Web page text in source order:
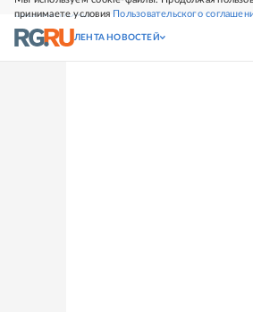
принимаете условия Пользовательского
СВЕЖИЙ НОМЕР
ЛЕНТА НОВОСТЕЙ